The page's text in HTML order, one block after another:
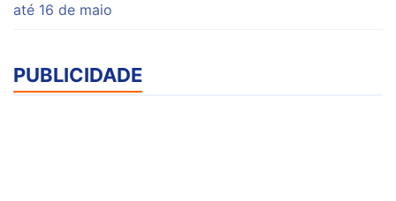
até 16 de maio
PUBLICIDADE